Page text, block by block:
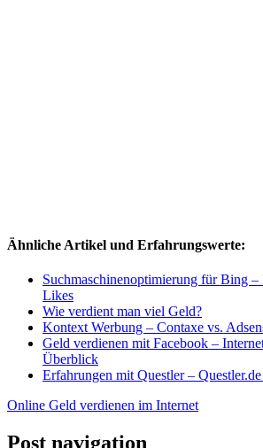
Ähnliche Artikel und Erfahrungswerte:
Suchmaschinenoptimierung für Bing
Likes
Wie verdient man viel Geld?
Kontext Werbung – Contaxe vs.
Geld verdienen mit Facebook –
Überblick
Erfahrungen mit Questler –
Online Geld verdienen im Internet
Post navigation